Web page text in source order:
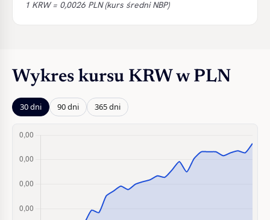
1 KRW = 0,0026 PLN (kurs średni NBP)
Wykres kursu KRW w PLN
30 dni 90 dni 365 dni